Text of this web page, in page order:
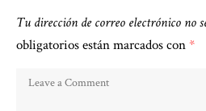
Tu dirección de correo electrónico no
obligatorios están marcados con*